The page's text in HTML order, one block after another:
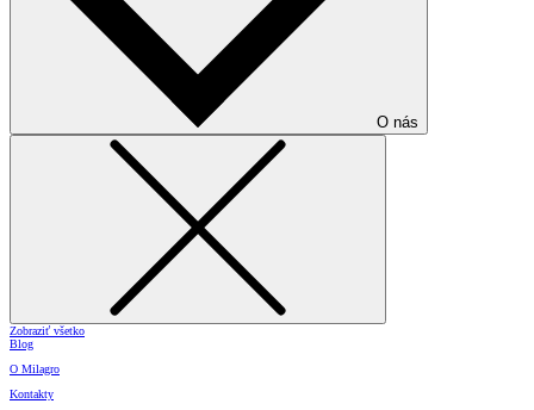
O nás
Zobraziť všetko
Blog
O Milagro
Kontakty